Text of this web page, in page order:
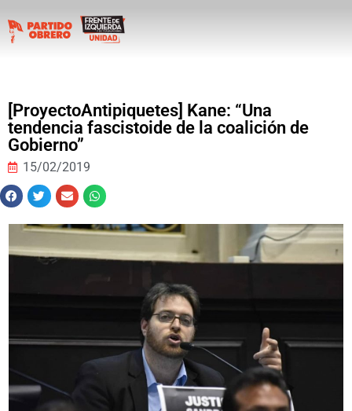
[ProyectoAntipiquetes] Kane: “Una
tendencia fascistoide de la coalición de
Gobierno”
15/02/2019